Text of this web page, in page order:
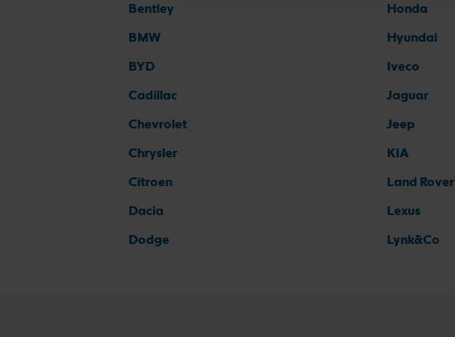
Bentley
BMW
BYD
Cadillac
Chevrolet
Chrysler
Citroen
Dacia
Dodge
Honda
Hyundai
Iveco
Jaguar
Jeep
KIA
Land Rover
Lexus
Lynk&Co